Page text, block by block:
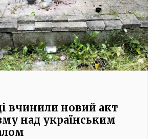
вчинили новий акт
над українським